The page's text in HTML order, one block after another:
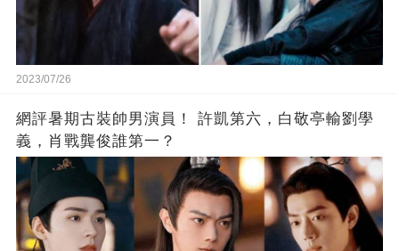
2023/07/26
網評暑期古裝帥男演員！ 許凱第六，白敬亭輸劉學
義，肖戰龔俊誰第一？